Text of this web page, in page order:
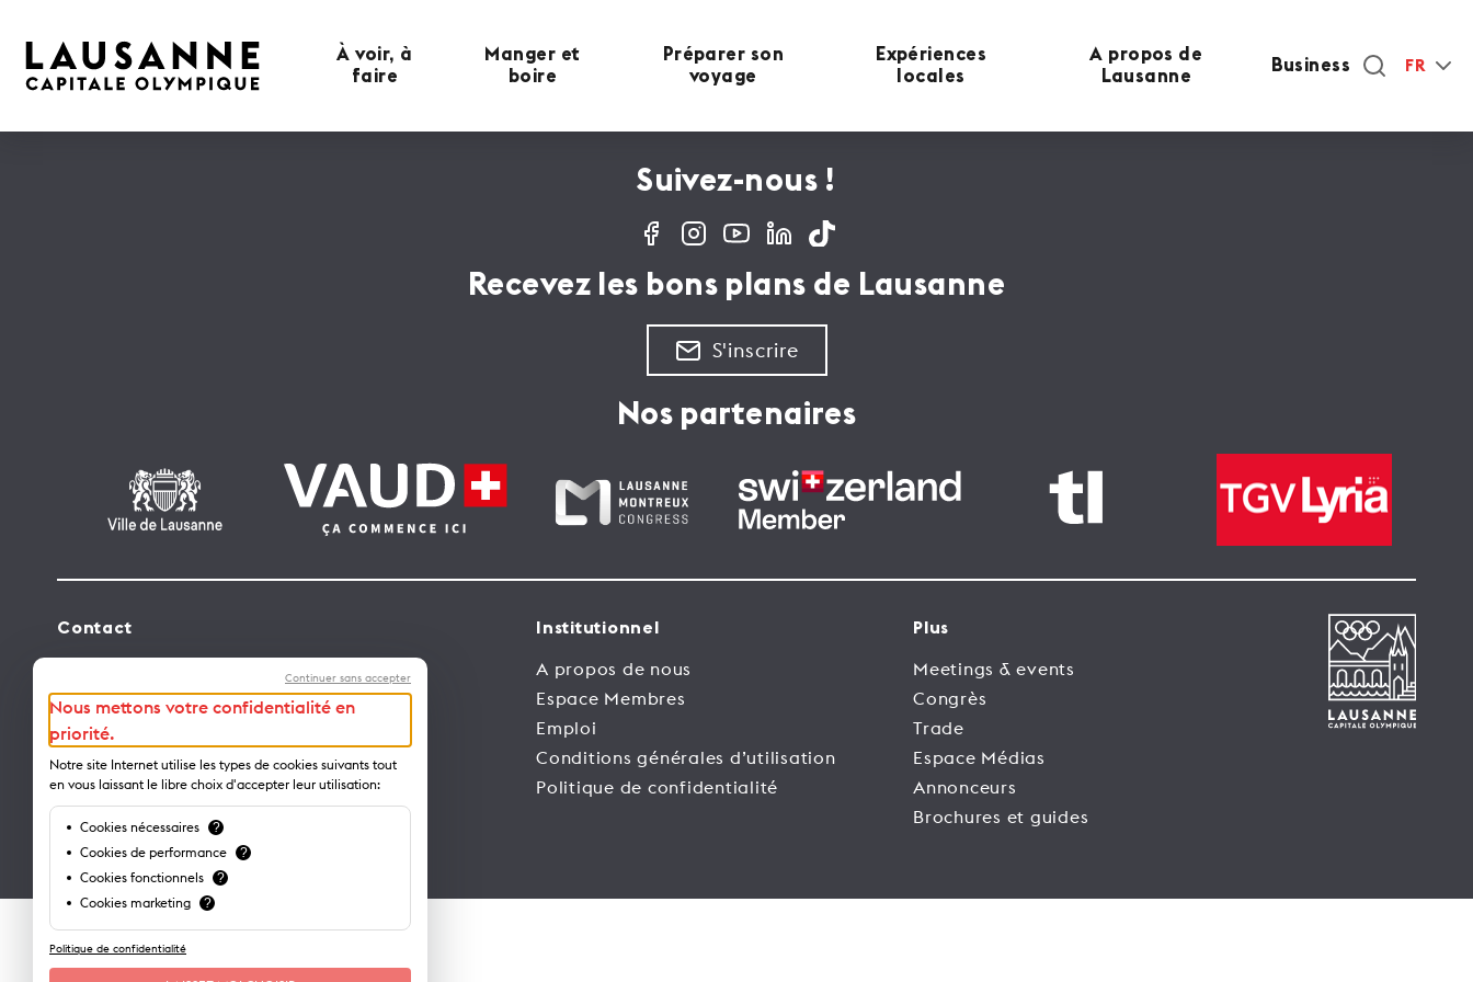
À voir, à
faire
Manger et
boire
Préparer son
voyage
Expériences
locales
A propos de
Lausanne
Business FR
Suivez-nous !
Recevez les bons plans de Lausanne
S'inscrire
Nos partenaires
Contact
Avenue de Rhodanie 2 – CP 975
1001 Lausanne – Suisse
info@lausanne-tourisme.ch
+41 21 613 73 73
Où nous trouver ?
Institutionnel
A propos de nous
Espace Membres
Emploi
Conditions générales d’utilisation
Politique de confidentialité
Plus
Meetings & events
Congrès
Trade
Espace Médias
Annonceurs
Brochures et guides
Continuer sans accepter
Nous mettons votre confidentialité en
priorité.
Notre site Internet utilise les types de cookies suivants tout
en vous laissant le libre choix d'accepter leur utilisation:
Cookies nécessaires ?
Cookies de performance ?
Cookies fonctionnels ?
Cookies marketing ?
Politique de confidentialité